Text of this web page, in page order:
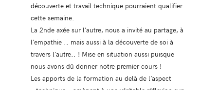
découverte et travail technique pourraient qualifier
cette semaine.
La 2nde axée sur l’autre, nous a invité au partage, à
l’empathie .. mais aussi à la découverte de soi à
travers l’autre.. ! Mise en situation aussi puisque
nous avons dû donner notre premier cours !
Les apports de la formation au delà de l’aspect